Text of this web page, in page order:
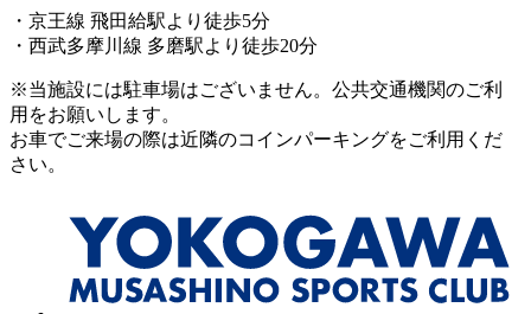
・京王線 飛田給駅より徒歩5分
・西武多摩川線 多磨駅より徒歩20分
※当施設には駐車場はございません。公共交通機関のご利
用をお願いします。
お車でご来場の際は近隣のコインパーキングをご利用くだ
さい。